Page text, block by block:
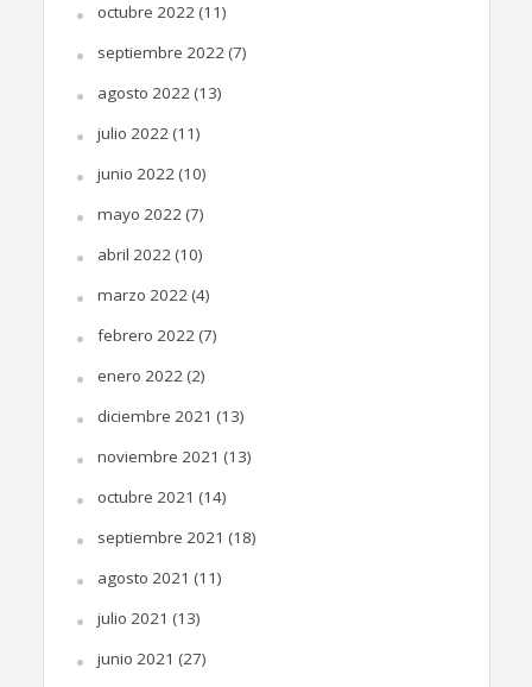
octubre 2022(11)
septiembre 2022(7)
agosto 2022(13)
julio 2022(11)
junio 2022(10)
mayo 2022(7)
abril 2022(10)
marzo 2022(4)
febrero 2022(7)
enero 2022(2)
diciembre 2021 (13)
noviembre 2021 (13)
octubre 2021 (14)
septiembre 2021 (18)
agosto 2021 (11)
julio 2021 (13)
junio 2021 (27)